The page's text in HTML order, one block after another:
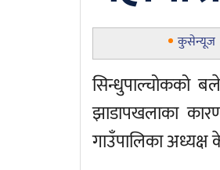
कुसेन्यूज
सिन्धुपाल्चोकको
झाडापखलाका
गाउँपालिका अध्यक्ष